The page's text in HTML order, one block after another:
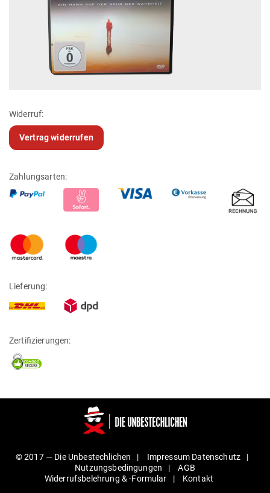
Widerruf:
Vertrag widerrufen
Zahlungsarten:
Lieferung:
Zertifizierungen:
© 2017 — Die Unbestechlichen Impressum Daten­schutz
Nut­zungs­be­din­gungen
AGB
Wider­rufs­be­lehrung & ‑For­mular
Kontakt